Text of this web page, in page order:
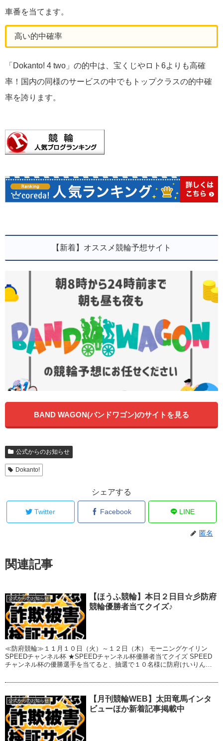
車番を当てます。
高い的中確率
「Dokanto! 4 two」の的中は、宝くじやロト6よりも高確
率！国内の同様のサービスの中でもトップクラスの的中確
率を誇ります。
【新着】オススメ競輪予想サイト
BAND WAGON(バンドワゴン)のサイトを見る
公式からのお知らせ
Dokanto!
シェアする
Twitter Facebook LINE
匿名
関連記事
公式からのお知らせ
【ほうふ競輪】本日２日目☆彡防府
競輪優勝者当てクイズ♪
≪防府競輪≫１１月１０日（火）～１２日（木） モーニングケイリン
SPEEDチャンネル杯 ★SPEEDチャンネル杯優勝者当てクイズ SPEED
チャンネル杯の優勝選手を当てると、抽選で１０名様に防府けいりんオ
公式からのお知らせ
【月刊競輪WEB】太田竜馬インタ
ビューほか新着記事掲載中